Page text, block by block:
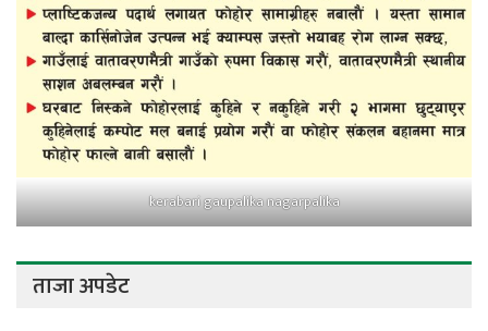
kerabari gaupalika nagarpalika
ताजा अपडेट